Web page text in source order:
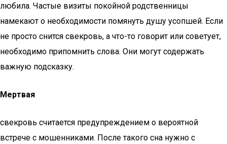
любила. Частые визиты покойной родственницы
намекают о необходимости помянуть душу усопшей. Если
не просто снится свекровь, а что-то говорит или советует,
необходимо припомнить слова. Они могут содержать
важную подсказку.
Мертвая
свекровь считается предупреждением о вероятной
встрече с мошенниками. После такого сна нужно с